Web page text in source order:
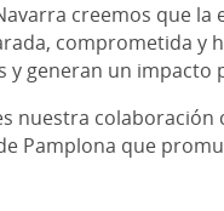
creemos que
comprometida y
y generan un
nuestra
Pamplona que